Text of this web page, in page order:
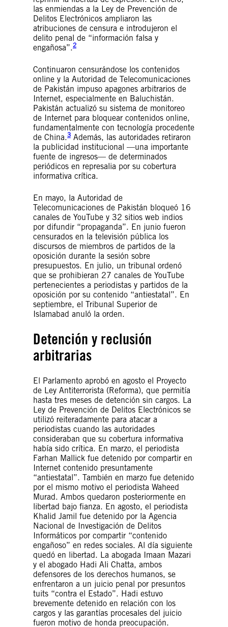
las enmiendas a la Ley de Prevención de
Delitos Electrónicos ampliaron las
atribuciones de censura e introdujeron el
delito penal de “información falsa y
engañosa”.2
Continuaron censurándose los contenidos
online y la Autoridad de Telecomunicaciones
de Pakistán impuso apagones arbitrarios de
Internet, especialmente en Baluchistán.
Pakistán actualizó su sistema de monitoreo
de Internet para bloquear contenidos online,
fundamentalmente con tecnología procedente
de China.3 Además, las autoridades retiraron
la publicidad institucional —una importante
fuente de ingresos— de determinados
periódicos en represalia por su cobertura
informativa crítica.
En mayo, la Autoridad de
Telecomunicaciones de Pakistán bloqueó 16
canales de YouTube y 32 sitios web indios
por difundir “propaganda”. En junio fueron
censurados en la televisión pública los
discursos de miembros de partidos de la
oposición durante la sesión sobre
presupuestos. En julio, un tribunal ordenó
que se prohibieran 27 canales de YouTube
pertenecientes a periodistas y partidos de la
oposición por su contenido “antiestatal”. En
septiembre, el Tribunal Superior de
Islamabad anuló la orden.
Detención y reclusión
arbitrarias
El Parlamento aprobó en agosto el Proyecto
de Ley Antiterrorista (Reforma), que permitía
hasta tres meses de detención sin cargos. La
Ley de Prevención de Delitos Electrónicos se
utilizó reiteradamente para atacar a
periodistas cuando las autoridades
consideraban que su cobertura informativa
había sido crítica. En marzo, el periodista
Farhan Mallick fue detenido por compartir en
Internet contenido presuntamente
“antiestatal”. También en marzo fue detenido
por el mismo motivo el periodista Waheed
Murad. Ambos quedaron posteriormente en
libertad bajo fianza. En agosto, el periodista
Khalid Jamil fue detenido por la Agencia
Nacional de Investigación de Delitos
Informáticos por compartir “contenido
engañoso” en redes sociales. Al día siguiente
quedó en libertad. La abogada Imaan Mazari
y el abogado Hadi Ali Chatta, ambos
defensores de los derechos humanos, se
enfrentaron a un juicio penal por presuntos
tuits “contra el Estado”. Hadi estuvo
brevemente detenido en relación con los
cargos y las garantías procesales del juicio
fueron motivo de honda preocupación.